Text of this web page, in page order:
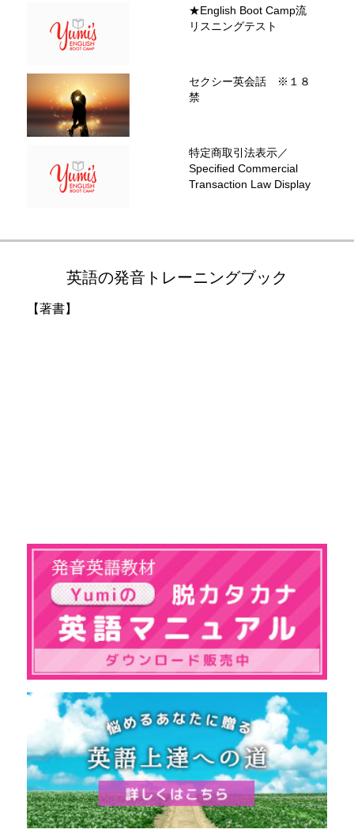
★English Boot Camp流
リスニングテスト
セクシー英会話 ※１８
禁
特定商取引法表示／
Specified Commercial
Transaction Law Display
英語の発音トレーニングブック
【著書】